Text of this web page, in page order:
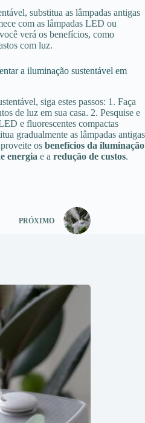
substitua as lâmpadas antigas
com as lâmpadas LED ou
verá os benefícios, como
com luz.
a iluminação sustentável em
siga estes passos: 1. Faça
de luz em sua casa. 2. Pesquise e
e fluorescentes compactas
gradualmente as lâmpadas antigas
os benefícios da iluminação
energia e a redução de custos.
PRÓXIMO